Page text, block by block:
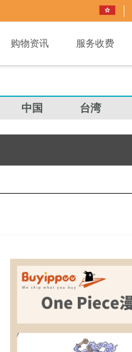
购物资讯 服务收费
中国 台湾